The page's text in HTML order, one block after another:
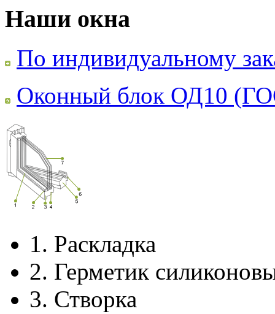
Наши окна
По индивидуальному
Оконный блок ОД10
1. Раскладка
2. Герметик
3. Створка